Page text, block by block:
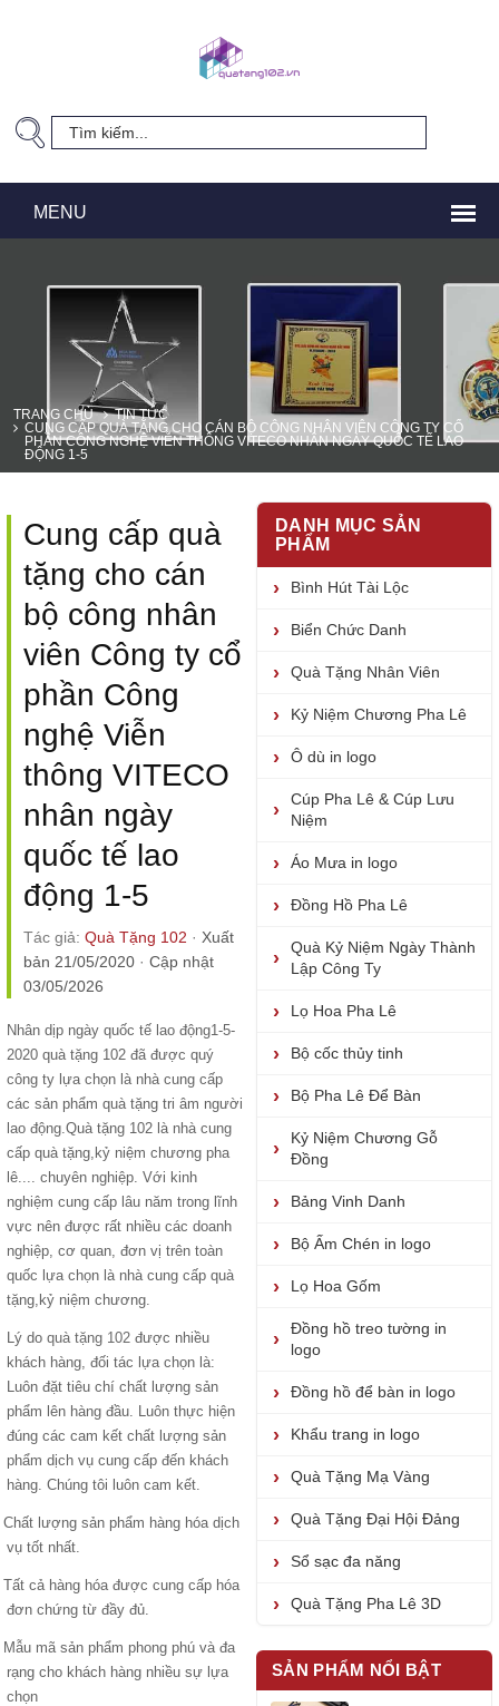
TRANG CHỦ
TIN TỨC
CUNG CẤP QUÀ TẶNG CHO CÁN BỘ CÔNG NHÂN VIÊN CÔNG TY CỔ
PHẦN CÔNG NGHỆ VIỄN THÔNG VITECO NHÂN NGÀY QUỐC TẾ LAO
ĐỘNG 1-5
Cung cấp quà
tặng cho cán
bộ công nhân
viên Công ty cổ
phần Công
nghệ Viễn
thông VITECO
nhân ngày
quốc tế lao
động 1-5
Tác giả: Quà Tặng 102 · Xuất
bản 21/05/2020 · Cập nhật
03/05/2026
Nhân dịp ngày quốc tế lao động1-5-
2020 quà tặng 102 đã được quý
công ty lựa chọn là nhà cung cấp
các sản phẩm quà tặng tri âm người
lao động.Quà tặng 102 là nhà cung
cấp quà tặng,kỷ niệm chương pha
lê.... chuyên nghiệp. Với kinh
nghiệm cung cấp lâu năm trong lĩnh
vực nên được rất nhiều các doanh
nghiệp, cơ quan, đơn vị trên toàn
quốc lựa chọn là nhà cung cấp quà
tặng,kỷ niệm chương.
Lý do quà tặng 102 được nhiều
khách hàng, đối tác lựa chọn là:
Luôn đặt tiêu chí chất lượng sản
phẩm lên hàng đầu. Luôn thực hiện
đúng các cam kết chất lượng sản
phẩm dịch vụ cung cấp đến khách
hàng. Chúng tôi luôn cam kết.
Chất lượng sản phẩm hàng hóa dịch
vụ tốt nhất.
Tất cả hàng hóa được cung cấp hóa
đơn chứng từ đầy đủ.
Mẫu mã sản phẩm phong phú và đa
rạng cho khách hàng nhiều sự lựa
chọn
DANH MỤC SẢN
PHẨM
Bình Hút Tài Lộc
Biển Chức Danh
Quà Tặng Nhân Viên
Kỷ Niệm Chương Pha Lê
Ô dù in logo
Cúp Pha Lê & Cúp Lưu
Niệm
Áo Mưa in logo
Đồng Hồ Pha Lê
Quà Kỷ Niệm Ngày Thành
Lập Công Ty
Lọ Hoa Pha Lê
Bộ cốc thủy tinh
Bộ Pha Lê Để Bàn
Kỷ Niệm Chương Gỗ
Đồng
Bảng Vinh Danh
Bộ Ấm Chén in logo
Lọ Hoa Gốm
Đồng hồ treo tường in
logo
Đồng hồ để bàn in logo
Khẩu trang in logo
Quà Tặng Mạ Vàng
Quà Tặng Đại Hội Đảng
Sổ sạc đa năng
Quà Tặng Pha Lê 3D
SẢN PHẨM NỔI BẬT